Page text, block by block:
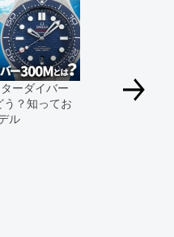
確認をお電話かメールにて
代替部品を使用している場
。
ーダイバー
？知ってお
ル